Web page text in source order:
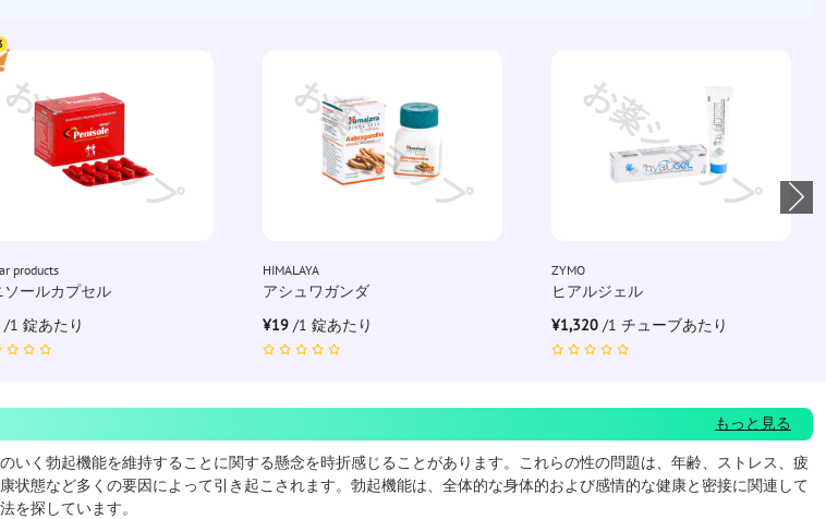
お薬ショップ
products
ソールカプセル
/1 錠あたり
お薬ショップ
HIMALAYA
アシュワガンダ
¥19 /1 錠あたり
お薬ショップ
ZYMO
ヒアルジェル
¥1,320 /1 チューブあたり
もっと見る
いく勃起機能を維持することに関する懸念を時折感じることがあります。これらの性の問題は、年齢、ストレス、疲
状態など多くの要因によって引き起こされます。勃起機能は、全体的な身体的および感情的な健康と密接に関連して
を探しています。